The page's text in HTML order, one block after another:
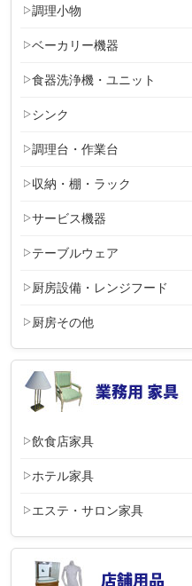
調理小物
ベーカリー機器
食器洗浄機・ユニット
シンク
調理台・作業台
収納・棚・ラック
サービス機器
テーブルウェア
厨房設備・レンジフード
厨房その他
飲食店家具
ホテル家具
エステ・サロン家具